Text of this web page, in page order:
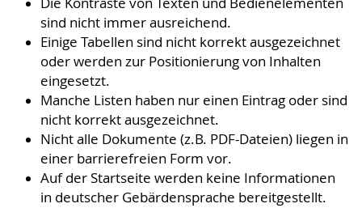
sind nicht immer ausreichend.
Einige Tabellen sind nicht korrekt ausgezeichnet
oder werden zur Positionierung von Inhalten
eingesetzt.
Manche Listen haben nur einen Eintrag oder sind
nicht korrekt ausgezeichnet.
Nicht alle Dokumente (z.B. PDF-Dateien) liegen in
einer barrierefreien Form vor.
Auf der Startseite werden keine Informationen
in deutscher Gebärdensprache bereitgestellt.